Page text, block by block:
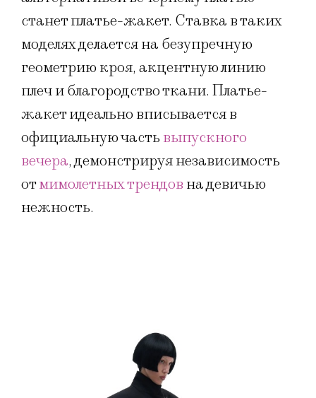
станет платье-жакет. Ставка в таких
моделях делается на безупречную
геометрию кроя, акцентную линию
плеч и благородство ткани. Платье-
жакет идеально вписывается в
официальную часть выпускного
вечера, демонстрируя независимость
отмимолетных трендов на девичью
нежность.